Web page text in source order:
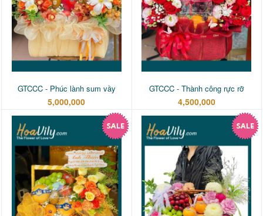
GTCCC - Phúc lành sum vầy
5,000,000
GTCCC - Thành công rực rỡ
4,500,000